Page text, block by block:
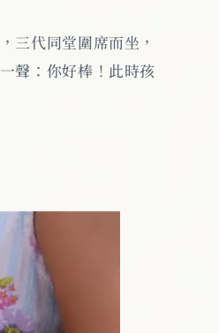
三代同堂圍席而坐，
聲：你好棒！此時孩